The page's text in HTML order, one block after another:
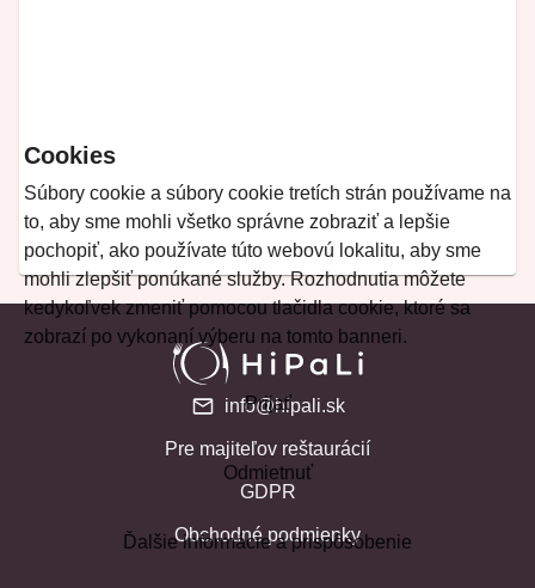
Cookies
Súbory cookie a súbory cookie tretích strán používame na
to, aby sme mohli všetko správne zobraziť a lepšie
pochopiť, ako používate túto webovú lokalitu, aby sme
mohli zlepšiť ponúkané služby. Rozhodnutia môžete
kedykoľvek zmeniť pomocou tlačidla cookie, ktoré sa
zobrazí po vykonaní výberu na tomto banneri.
Prijať
Odmietnuť
Ďalšie informácie a prispôsobenie
info@hipali.sk
Pre majiteľov reštaurácií
GDPR
Obchodné podmienky